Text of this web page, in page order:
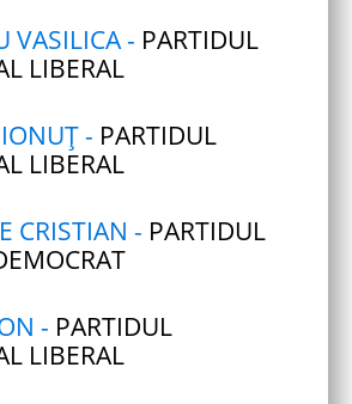
VASILICA - PARTIDUL
LIBERAL
- PARTIDUL
LIBERAL
CRISTIAN - PARTIDUL
- PARTIDUL
LIBERAL